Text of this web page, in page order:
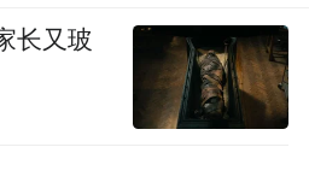
长又玻